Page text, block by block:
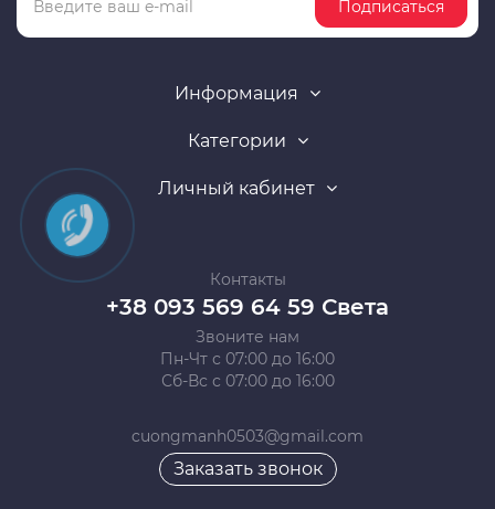
Подписаться
Информация
Категории
Личный кабинет
Контакты
+38 093 569 64 59 Света
Звоните нам
Пн-Чт с 07:00 до 16:00
Сб-Вс с 07:00 до 16:00
cuongmanh0503@gmail.com
Заказать звонок